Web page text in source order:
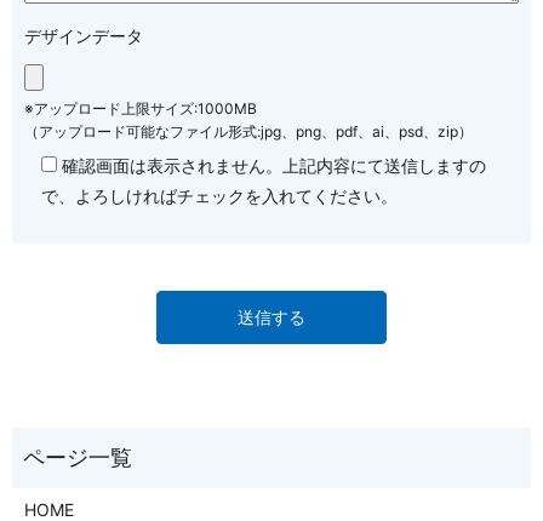
デザインデータ
※アップロード上限サイズ:1000MB
（アップロード可能なファイル形式:jpg、png、pdf、ai、psd、zip）
確認画面は表示されません。上記内容にて送信しますの
で、よろしければチェックを入れてください。
HOME